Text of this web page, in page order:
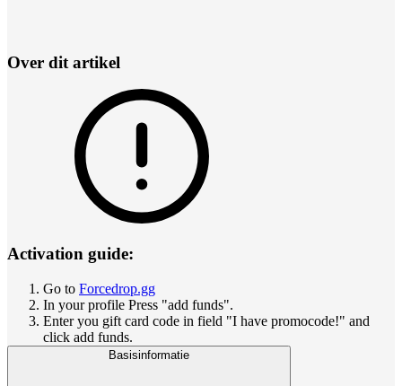
Over dit artikel
Activation guide:
Go to Forcedrop.gg
In your profile Press "add funds".
Enter you gift card code in field "I have promocode!" and
click add funds.
Basisinformatie